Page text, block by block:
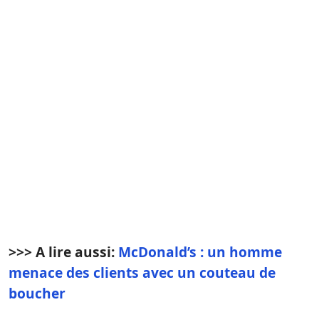
>>> A lire aussi: McDonald’s : un homme
menace des clients avec un couteau de
boucher